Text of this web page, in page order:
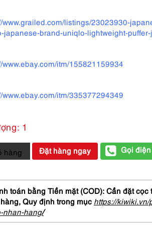
www.grailed.com/listings/23023930-
japanese-brand-uniqlo-lightweight-
www.ebay.com/itm/155821159934
www.ebay.com/itm/335377294349
1
hàng Đặt hàng ngay Gọi điện
toán bằng Tiền mặt (COD): Cần đặt cọc
Quy định trong mục https://
nhan-hang/